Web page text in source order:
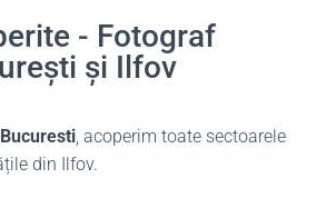
- Fotograf
și Ilfov
, acoperim toate sectoarele
din Ilfov.